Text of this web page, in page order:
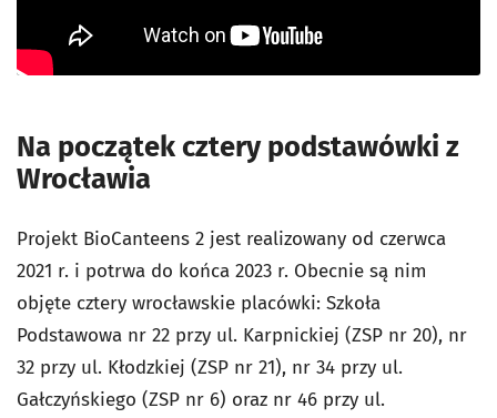
Na początek cztery podstawówki z
Wrocławia
Projekt BioCanteens 2 jest realizowany od czerwca
2021 r. i potrwa do końca 2023 r. Obecnie są nim
objęte cztery wrocławskie placówki: Szkoła
Podstawowa nr 22 przy ul. Karpnickiej (ZSP nr 20), nr
32 przy ul. Kłodzkiej (ZSP nr 21), nr 34 przy ul.
Gałczyńskiego (ZSP nr 6) oraz nr 46 przy ul.